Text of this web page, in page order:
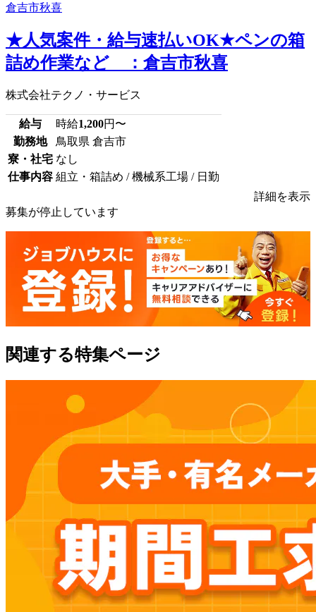
★人気案件・給与速払いOK★ペンの箱
詰め作業など ：倉吉市秋喜
株式会社テクノ・サービス
給与 時給1,200円〜
勤務地
鳥取県 倉吉市
寮・社宅 なし
仕事内容 組立・箱詰め / 機械系工場 / 日勤
詳細を表示
募集が停止しています
関連する特集ページ